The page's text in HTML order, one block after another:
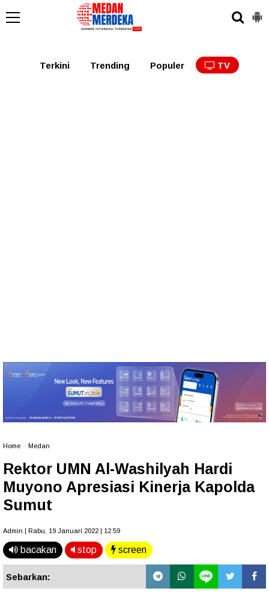
Tabagsel Tapanuli
Terkini Trending Populer TV
Home Medan
Rektor UMN Al-Washilyah Hardi
Muyono Apresiasi Kinerja Kapolda
Sumut
Admin | Rabu, 19 Januari 2022 | 12.59
bacakan stop screen
Sebarkan: